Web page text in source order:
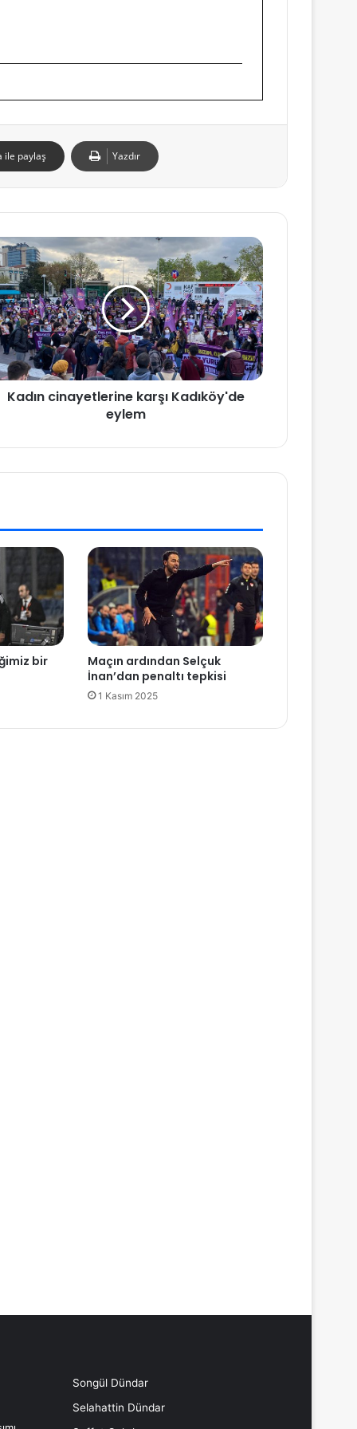
ile paylaş Yazdır
Kadın cinayetlerine karşı Kadıköy'de
eylem
bir
Maçın ardından Selçuk
İnan’dan penaltı tepkisi
1 Kasım 2025
Songül Dündar
Selahattin Dündar